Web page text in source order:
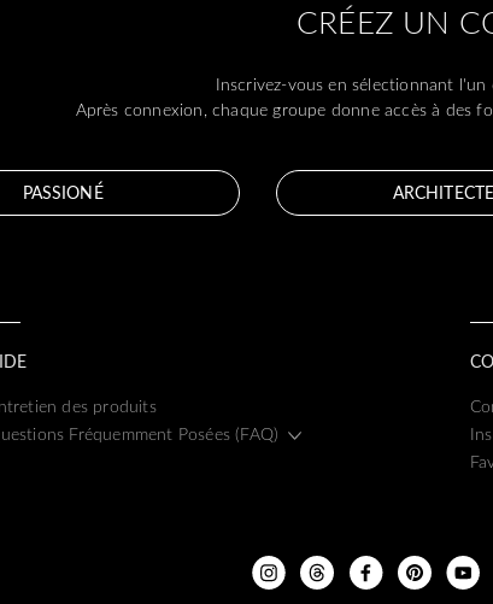
CRÉEZ UN
Inscrivez-vous en sélectionnant l'un
Après connexion, chaque groupe donne accès à des
PASSIONÉ ARCHITECTE
des produits
Fréquemment Posées (FAQ)